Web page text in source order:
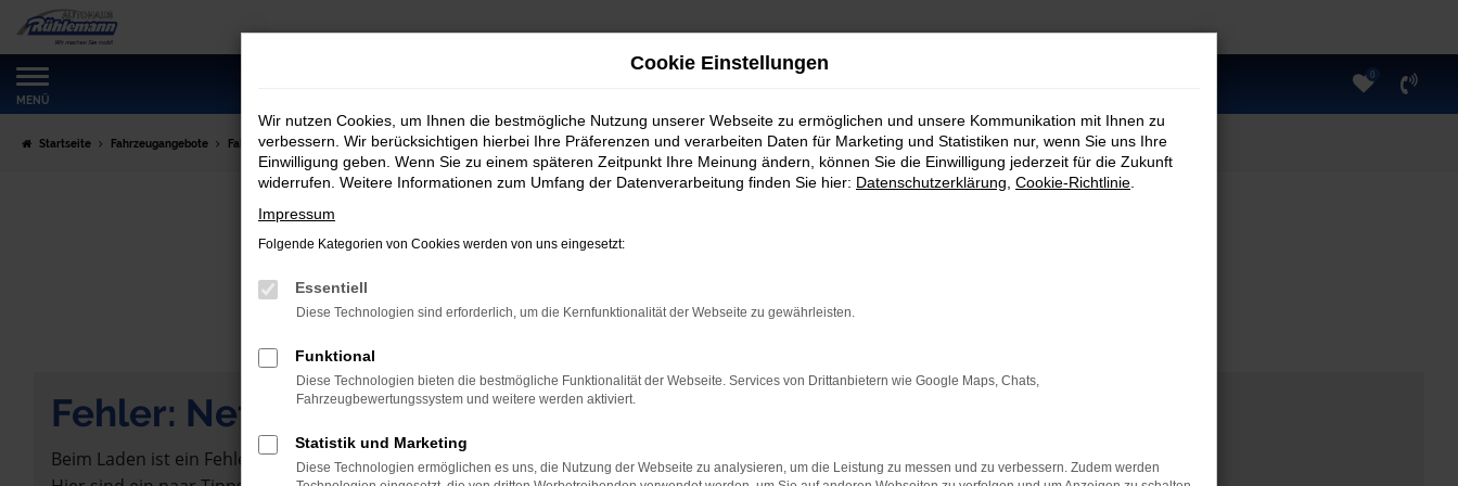
Zum
Hauptinhalt
springen
MENÜ
0
Startseite Fahrzeugangebote Fahrzeugmarkt
Fahrzeugmarkt
Fehler: Network Error
Beim Laden ist ein Fehler aufgetreten.
Cookie Einstellungen
Wir nutzen Cookies, um Ihnen die bestmögliche Nutzung unserer Webseite zu ermöglichen und unsere Kommunikation mit Ihnen zu
verbessern. Wir berücksichtigen hierbei Ihre Präferenzen und verarbeiten Daten für Marketing und Statistiken nur, wenn Sie uns Ihre
Einwilligung geben. Wenn Sie zu einem späteren Zeitpunkt Ihre Meinung ändern, können Sie die Einwilligung jederzeit für die Zukunft
widerrufen. Weitere Informationen zum Umfang der Datenverarbeitung finden Sie hier: Datenschutzerklärung Cookie-Richtlinie
Impressum
Folgende Kategorien von Cookies werden von uns eingesetzt:
Essentiell
Diese Technologien sind erforderlich, um die Kernfunktionalität der Webseite zu gewährleisten.
Funktional
Diese Technologien bieten die bestmögliche Funktionalität der Webseite. Services von Drittanbietern wie Google Maps, Chats,
Fahrzeugbewertungssystem und weitere werden aktiviert.
Statistik und Marketing
Diese Technologien ermöglichen es uns, die Nutzung der Webseite zu analysieren, um die Leistung zu messen und zu verbessern. Zudem werden